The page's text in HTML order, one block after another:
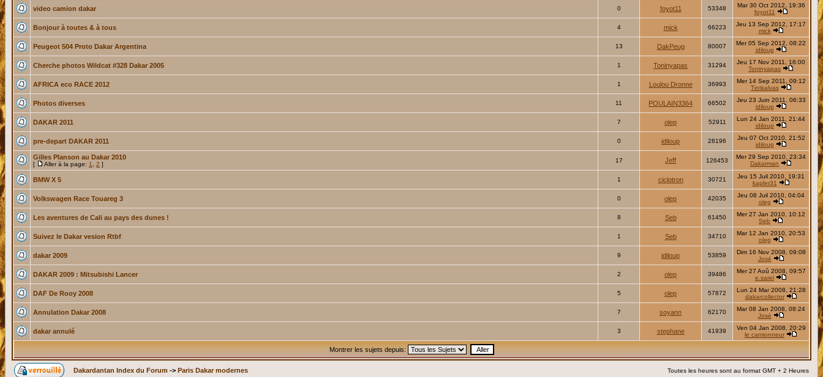
video camion dakar 0 foyot11 53348
Mar 30 Oct 2012, 19:36
foyot11
Bonjour à toutes & à tous 4 mick 66223
Jeu 13 Sep 2012, 17:17
mick
Peugeot 504 Proto Dakar Argentina 13 DakPeug 80007
Mer 05 Sep 2012, 08:22
idiloup
Cherche photos Wildcat #328 Dakar 2005 1 Toninyapas 31294
Jeu 17 Nov 2011, 16:00
Toninyapas
AFRICA eco RACE 2012 1 Loulou Dronne 36993
Mer 14 Sep 2011, 09:12
Tiotkalvas
Photos diverses 11 POULAIN3364 66502
Jeu 23 Juin 2011, 06:33
idiloup
DAKAR 2011 7 olep 52911
Lun 24 Jan 2011, 21:44
idiloup
pre-depart DAKAR 2011 0 idiloup 28196
Jeu 07 Oct 2010, 21:52
idiloup
Gilles Planson au Dakar 2010
[ Aller à la page: 1 2 ]
17 Jeff 126453
Mer 29 Sep 2010, 23:34
Dakarman
BMW X 5 1 ciclotron 30721
Jeu 15 Juil 2010, 19:31
kapler31
Volkswagen Race Touareg 3 0 olep 42035
Jeu 08 Juil 2010, 04:04
olep
Les aventures de Cali au pays des dunes ! 8 Seb 61450
Mer 27 Jan 2010, 10:12
Seb
Suivez le Dakar vesion Rtbf 1 Seb 34710
Mar 12 Jan 2010, 20:53
olep
dakar 2009 9 idiloup 53859
Dim 16 Nov 2008, 09:08
José
DAKAR 2009 : Mitsubishi Lancer 2 olep 39486
Mer 27 Aoû 2008, 09:57
e.sarel
DAF De Rooy 2008 5 olep 57872
Lun 24 Mar 2008, 21:28
dakarcollector
Annulation Dakar 2008 7 soyann 62170
Mar 08 Jan 2008, 08:24
José
dakar annulé 3 stephane 41939
Ven 04 Jan 2008, 20:29
le camionneur
Montrer les sujets depuis:
Dakardantan Index du Forum -> Paris Dakar modernes Toutes les heures sont au format GMT + 2 Heures